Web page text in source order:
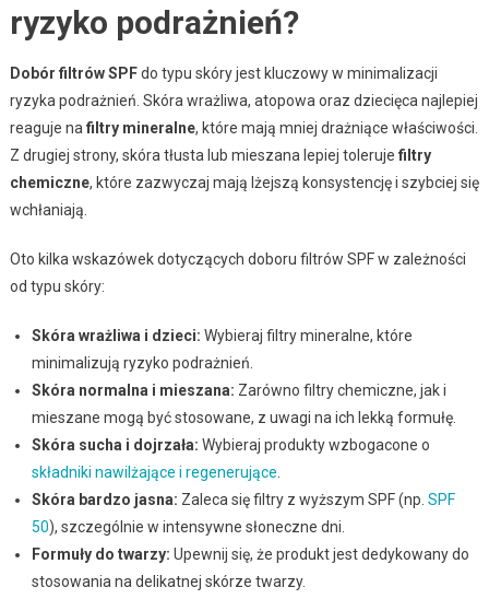
ryzyko podrażnień?
Dobór filtrów SPFdo typu skóry jest kluczowy w minimalizacji
ryzyka podrażnień. Skóra wrażliwa, atopowa oraz dziecięca najlepiej
reaguje na filtry mineralne, które mają mniej drażniące właściwości.
Z drugiej strony, skóra tłusta lub mieszana lepiej toleruje filtry
chemiczne, które zazwyczaj mają lżejszą konsystencję i szybciej się
wchłaniają.
Oto kilka wskazówek dotyczących doboru filtrów SPF w zależności
od typu skóry:
Skóra wrażliwa i dzieci: Wybieraj filtry mineralne, które
minimalizują ryzyko podrażnień.
Skóra normalna i mieszana: Zarówno filtry chemiczne, jak i
mieszane mogą być stosowane, z uwagi na ich lekką formułę.
Skóra sucha i dojrzała: Wybieraj produkty wzbogacone o
składniki nawilżające i regenerujące
Skóra bardzo jasna: Zaleca się filtry z wyższym SPF (np. SPF
50), szczególnie w intensywne słoneczne dni.
Formuły do twarzy: Upewnij się, że produkt jest dedykowany do
stosowania na delikatnej skórze twarzy.